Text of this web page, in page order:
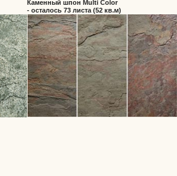
Каменный шпон Multi Color
- осталось 73 листа (52 кв.м)